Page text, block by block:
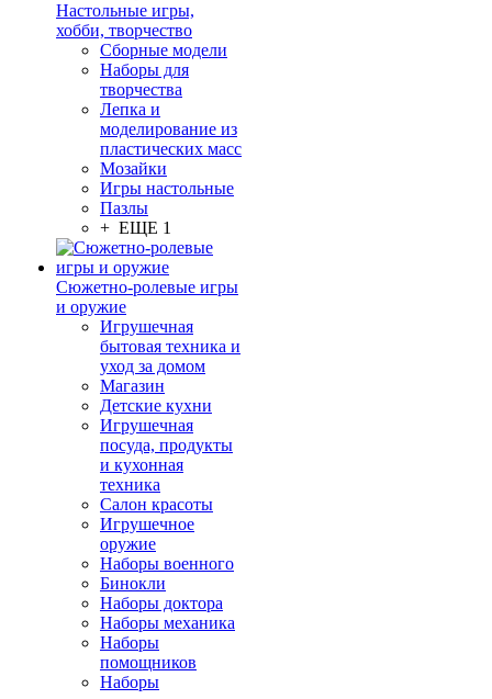
Настольные игры,
хобби, творчество
Сборные модели
Наборы для
творчества
Лепка и
моделирование из
пластических масс
Мозайки
Игры настольные
Пазлы
+ ЕЩЕ 1
Сюжетно-ролевые игры
и оружие
Игрушечная
бытовая техника и
уход за домом
Магазин
Детские кухни
Игрушечная
посуда, продукты
и кухонная
техника
Салон красоты
Игрушечное
оружие
Наборы военного
Бинокли
Наборы доктора
Наборы механика
Наборы
помощников
Наборы